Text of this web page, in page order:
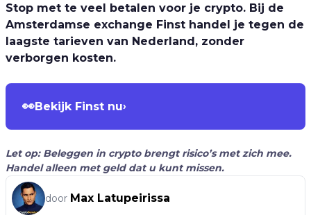
Stop met te veel betalen voor je crypto. Bij de
Amsterdamse exchange Finst handel je tegen de
laagste tarieven van Nederland, zonder
verborgen kosten.
👀Bekijk Finst nu›
Let op: Beleggen in crypto brengt risico’s met zich mee.
Handel alleen met geld dat u kunt missen.
door Max Latupeirissa